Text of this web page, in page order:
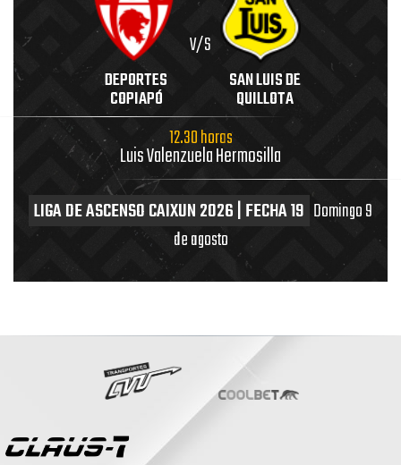
DEPORTES
COPIAPÓ
V/S
SAN LUIS DE
QUILLOTA
12.30 horas
Luis Valenzuela Hermosilla
LIGA DE ASCENSO CAIXUN 2026 | FECHA 19 Domingo 9
de agosto